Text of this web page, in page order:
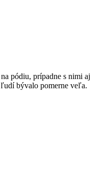
pódiu, prípadne s nimi aj
bývalo pomerne veľa.